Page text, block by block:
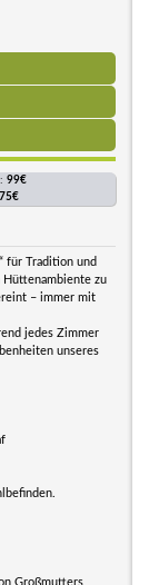
99€
75€
für Tradition und
zu
– immer mit
jedes Zimmer
unseres
Großmutters